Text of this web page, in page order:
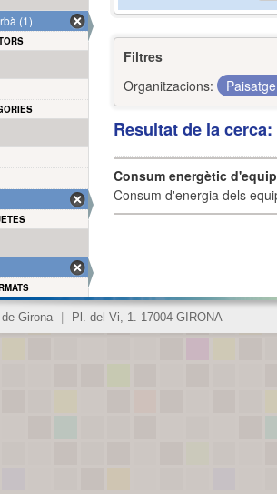
Filtres
Organitzacions:
Resultat de la
Consum energètic
Consum d'energia dels
(1)
Girona Pl. del Vi, 1. 17004 GIRONA